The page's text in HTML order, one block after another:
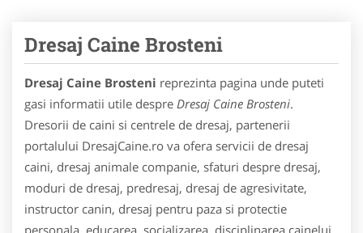
Dresaj Caine Brosteni
Dresaj Caine Brosteni reprezinta pagina unde puteti
gasi informatii utile despre Dresaj Caine Brosteni.
Dresorii de caini si centrele de dresaj, partenerii
portalului DresajCaine.ro va ofera servicii de dresaj
caini, dresaj animale companie, sfaturi despre dresaj,
moduri de dresaj, predresaj, dresaj de agresivitate,
instructor canin, dresaj pentru paza si protectie
personala, educarea, socializarea, disciplinarea cainelui